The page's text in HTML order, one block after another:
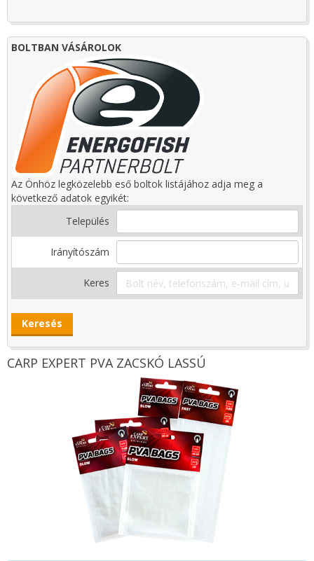
BOLTBAN VÁSÁROLOK
Az Önhöz legközelebb eső boltok listájához adja meg a
következő adatok egyikét:
Település
Irányítószám
Keres
CARP EXPERT PVA ZACSKÓ LASSÚ